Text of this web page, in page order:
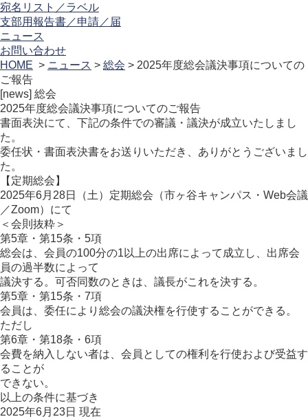
宛名リスト／ラベル
支部用報告書／申請／届
ニュース
お問い合わせ
HOME > ニュース > 総会 > 2025年度総会議決事項についての
ご報告
[news] 総会
2025年度総会議決事項についてのご報告
書面表決にて、下記の条件での審議・議決が成立いたしまし
た。
委任状・書面表決書をお送りいただき、ありがとうございまし
た。
【定期総会】
2025年6月28日（土）定期総会（市ヶ谷キャンパス・Web会議
／Zoom）にて
＜会則抜粋＞
第5章・第15条・5項
総会は、会員の100分の1以上の出席によって成立し、出席会
員の過半数によって
議決する。可否同数のときは、議長がこれを決する。
第5章・第15条・7項
会員は、委任により総会の議決権を行使することができる。
ただし
第6章・第18条・6項
会費を納入しない者は、会員としての権利を行使および受益す
ることが
できない。
以上の条件に基づき
2025年6月23日 現在